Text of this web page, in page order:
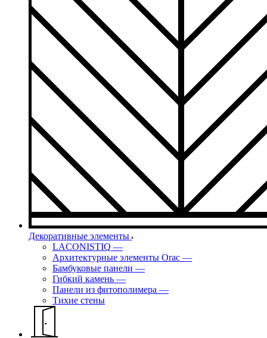
Декоративные элементы
LACONISTIQ —
Архитектурные элементы Orac —
Бамбуковые панели —
Гибкий камень —
Панели из фитополимера —
Тихие стены